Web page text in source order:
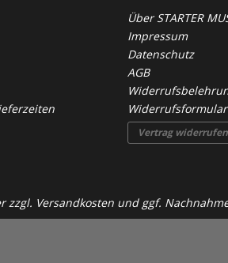
Über STARTER
Impressum
Datenschutz
AGB
Widerrufsformular
Vertrag widerrufen
zzgl. Versandkosten und ggf.